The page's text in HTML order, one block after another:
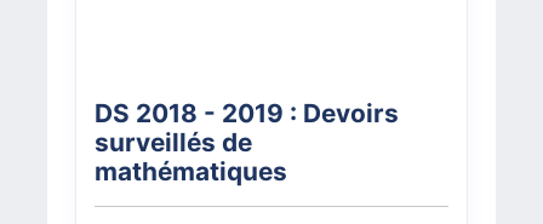
DS 2018 - 2019 : Devoirs
surveillés de
mathématiques